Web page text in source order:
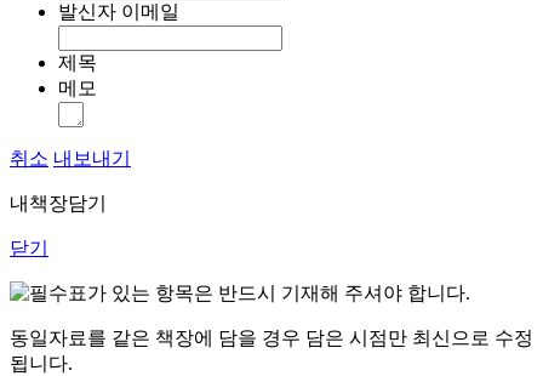
발신자 이메일
제목
메모
취소 내보내기
내책장담기
닫기
표가 있는 항목은 반드시 기재해 주셔야 합니다.
동일자료를 같은 책장에 담을 경우 담은 시점만 최신으로 수정
됩니다.